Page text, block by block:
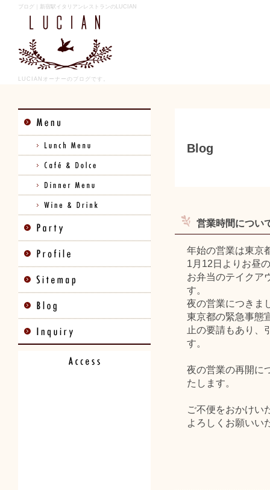
ブログ｜新宿駅イタリアンレストランのLUCIAN
LUCIANオーナーのブログです。
Blog
営業時間につい
年始の営業は東京
1月12日よりお昼
お弁当のテイクア
す。
夜の営業につきま
東京都の緊急事態
止の要請もあり、
す。
夜の営業の再開に
たします。
ご不便をおかけい
よろしくお願いい